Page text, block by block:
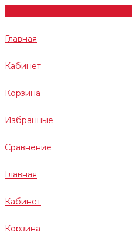
Главная
Кабинет
Корзина
Избранные
Сравнение
Главная
Кабинет
Корзина